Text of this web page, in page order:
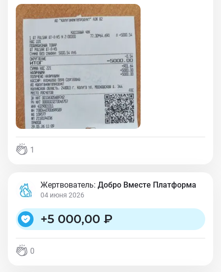
1
Жертвователь: Добро Вместе Платформа
04 июня 2026
+5 000,00 ₽
0